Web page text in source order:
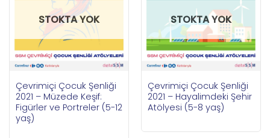
STOKTA YOK
Çevrimiçi Çocuk Şenliği
2021 – Müzede Keşif:
Figürler ve Portreler (5-12
yaş)
STOKTA YOK
Çevrimiçi Çocuk Şenliği
2021 – Hayalimdeki Şehir
Atölyesi (5-8 yaş)